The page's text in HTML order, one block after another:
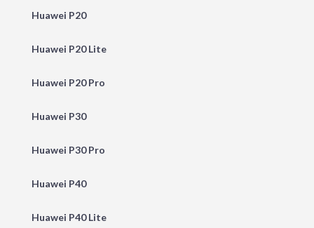
Huawei P20
Huawei P20 Lite
Huawei P20 Pro
Huawei P30
Huawei P30 Pro
Huawei P40
Huawei P40 Lite